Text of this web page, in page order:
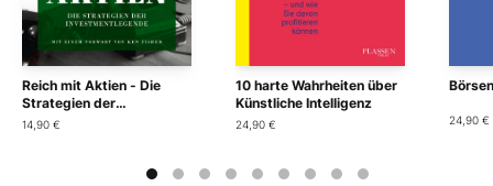
Reich mit Aktien - Die
Strategien der
Investmentlegende
14,90 €
10 harte Wahrheiten über
Künstliche Intelligenz
24,90 € 24,90 €